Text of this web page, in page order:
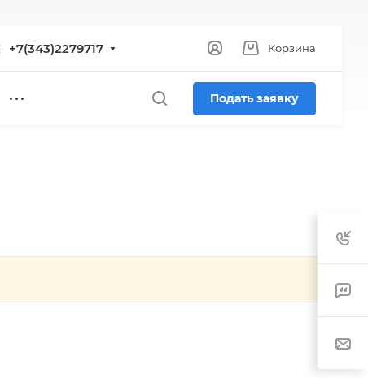
+7(343)2279717 Корзина
Подать заявку